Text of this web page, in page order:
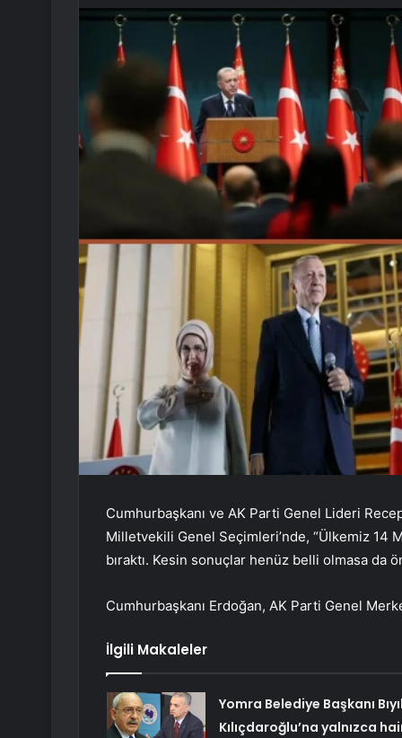
Cumhurbaşkanı ve AK Parti Genel Lideri
Milletvekili Genel Seçimleri’nde, “Ülkemiz 14
bıraktı. Kesin sonuçlar henüz belli olmasa da
Cumhurbaşkanı Erdoğan, AK Parti Genel
İlgili Makaleler
Yomra Belediye Başkanı
Kılıçdaroğlu’na yalnızca